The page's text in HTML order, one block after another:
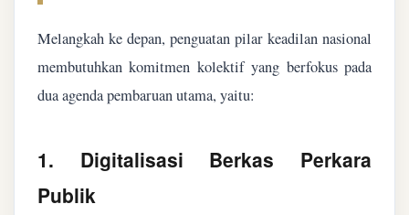
Melangkah ke depan, penguatan pilar keadilan nasional
membutuhkan komitmen kolektif yang berfokus pada
dua agenda pembaruan utama, yaitu:
1. Digitalisasi Berkas Perkara
Publik